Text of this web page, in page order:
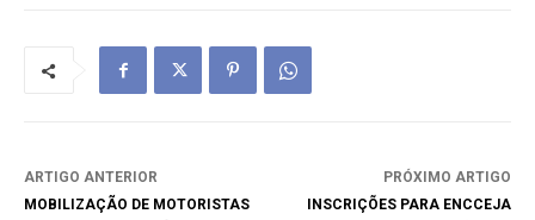
ARTIGO ANTERIOR
MOBILIZAÇÃO DE MOTORISTAS
PRÓXIMO ARTIGO
INSCRIÇÕES PARA ENCCEJA